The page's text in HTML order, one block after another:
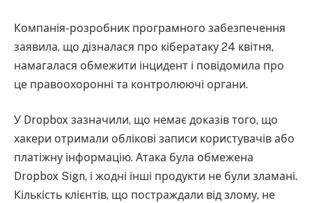
Компанія-розробник програмного забезпечення
заявила, що дізналася про кібератаку 24 квітня,
намагалася обмежити інцидент і повідомила про
це правоохоронні та контролюючі органи.
У Dropbox зазначили, що немає доказів того, що
хакери отримали облікові записи користувачів або
платіжну інформацію. Атака була обмежена
Dropbox Sign, і жодні інші продукти не були зламані.
Кількість клієнтів, що постраждали від злому, не